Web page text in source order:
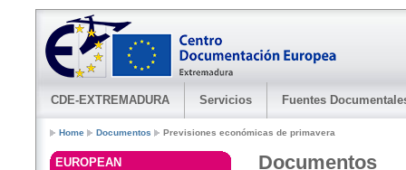
CDE-EXTREMADURA Servicios Fuentes
Home Documentos Previsiones económicas de primavera
EUROPEAN
Documentos